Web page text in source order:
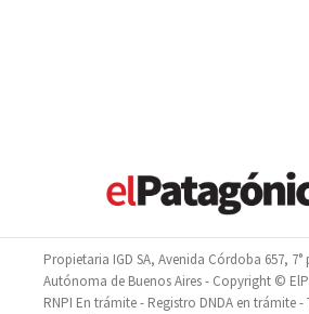
Propietaria IGD SA, Avenida Córdoba 657,
Autónoma de Buenos Aires - Copyright ©
RNPI En trámite - Registro DNDA en trámite